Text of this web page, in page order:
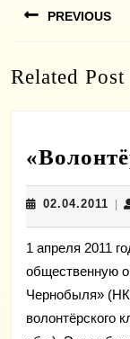
по
PREVIOUS
post:
Related Post
02.04.2011 |
1 апреля 2011
общественную
Чернобыля»
волонтёрского